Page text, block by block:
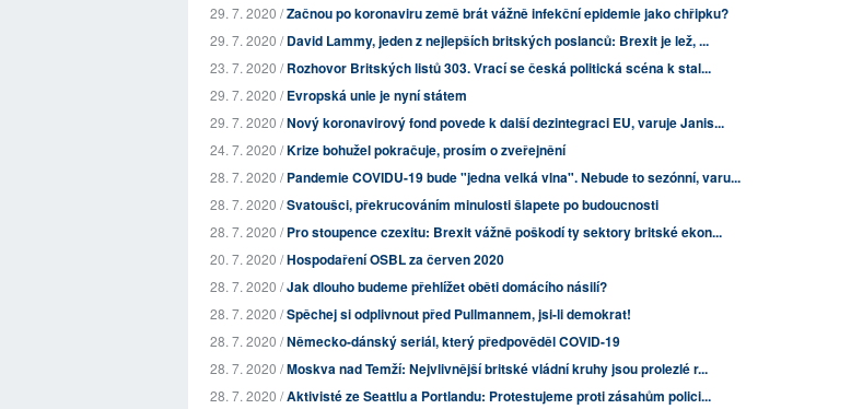
29. 7. 2020 /Začnou po koronaviru země brát vážně infekční epidemie jako chřipku?
29. 7. 2020 /David Lammy, jeden z nejlepších britských poslanců: Brexit je lež, ...
23. 7. 2020 /Rozhovor Britských listů 303. Vrací se česká politická scéna k stal...
29. 7. 2020 /Evropská unie je nyní státem
29. 7. 2020 /Nový koronavirový fond povede k další dezintegraci EU, varuje Janis...
24. 7. 2020 /Krize bohužel pokračuje, prosím o zveřejnění
28. 7. 2020 /Pandemie COVIDU-19 bude "jedna velká vlna". Nebude to sezónní, varu...
28. 7. 2020 /Svatoušci, překrucováním minulosti šlapete po budoucnosti
28. 7. 2020 /Pro stoupence czexitu: Brexit vážně poškodí ty sektory britské ekon...
20. 7. 2020 /Hospodaření OSBL za červen 2020
28. 7. 2020 /Jak dlouho budeme přehlížet oběti domácího násilí?
28. 7. 2020 /Spěchej si odplivnout před Pullmannem, jsi-li demokrat!
28. 7. 2020 /Německo-dánský seriál, který předpověděl COVID-19
28. 7. 2020 /Moskva nad Temží: Nejvlivnější britské vládní kruhy jsou prolezlé r...
28. 7. 2020 /Aktivisté ze Seattlu a Portlandu: Protestujeme proti zásahům polici...